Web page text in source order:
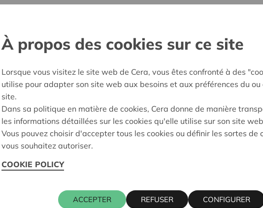
pour tous
Herentals - Heist o/d Berg
Datum:07/10/2024
32 3, 2250 OLEN
016 27 96
À propos des cookies sur ce site
Lorsque vous visitez le site web de Cera, vous êtes confronté à des
utilise pour adapter son site web aux besoins et aux préférences du
site.
Dans sa politique en matière de cookies, Cera donne de manière
les informations détaillées sur les cookies qu'elle utilise sur son site
Vous pouvez choisir d'accepter tous les cookies ou définir les sortes de
vous souhaitez autoriser.
COOKIE POLICY
ACCEPTER REFUSER CONFIGURER